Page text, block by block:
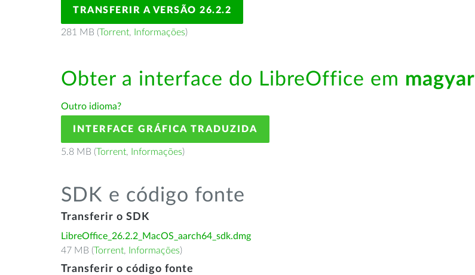
TRANSFERIR A VERSÃO 26.2.2
281 MB (Torrent, Informações)
Obter a interface do LibreOffice em magyar
Outro idioma?
INTERFACE GRÁFICA TRADUZIDA
5.8 MB (Torrent, Informações)
SDK e código fonte
Transferir o SDK
LibreOffice_26.2.2_MacOS_aarch64_sdk.dmg
47 MB (Torrent, Informações)
Transferir o código fonte